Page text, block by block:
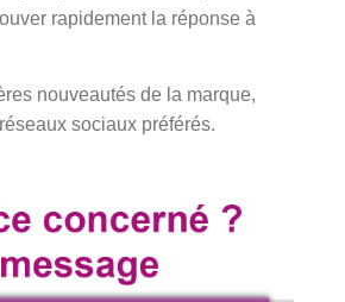
rapidement la réponse à
nouveautés de la marque,
sociaux préférés.